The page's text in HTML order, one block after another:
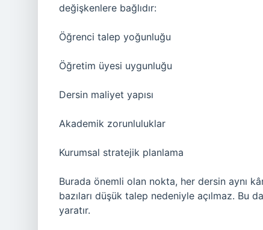
değişkenlere bağlıdır:
Öğrenci talep yoğunluğu
Öğretim üyesi uygunluğu
Dersin maliyet yapısı
Akademik zorunluluklar
Kurumsal stratejik planlama
Burada önemli olan nokta, her dersin aynı
bazıları düşük talep nedeniyle açılmaz. Bu
yaratır.